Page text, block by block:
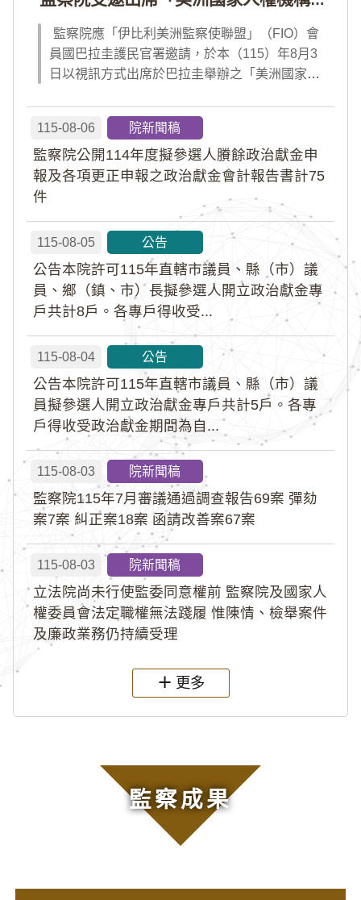
監察院應「伊比利美洲監察使聯盟」（FIO）會
員國巴拉圭護民官署邀請，於本（115）年8月3
日以視訊方式出席於巴拉圭舉辦之「美洲國家人
報告，就美洲地區環境災害、氣候緊急狀態與人
權風險等議題，與拉美地區監察機構、護民官署
及紅十字國際委員會、原住民社區支持組織...
115-08-06 院新聞稿
監察院公開114年度擬參選人賸餘政治獻金申
報及各項更正申報之政治獻金會計報告書計75
件
115-08-05 公告
公告本院許可115年直轄市議員、縣（市）議
員、鄉（鎮、市）長擬參選人開立政治獻金專
戶共計8戶。各專戶得收受...
115-08-04 公告
公告本院許可115年直轄市議員、縣（市）議
員擬參選人開立政治獻金專戶共計5戶。各專
戶得收受政治獻金期間為自...
115-08-03 院新聞稿
監察院115年7月審議通過調查報告69案 彈劾
案7案 糾正案18案 函請改善案67案
115-08-03 院新聞稿
立法院尚未行使監委同意權前 監察院及國家人
權委員會法定職權無法踐履 惟陳情、檢舉案件
及廉政業務仍持續受理
更多
監察成果